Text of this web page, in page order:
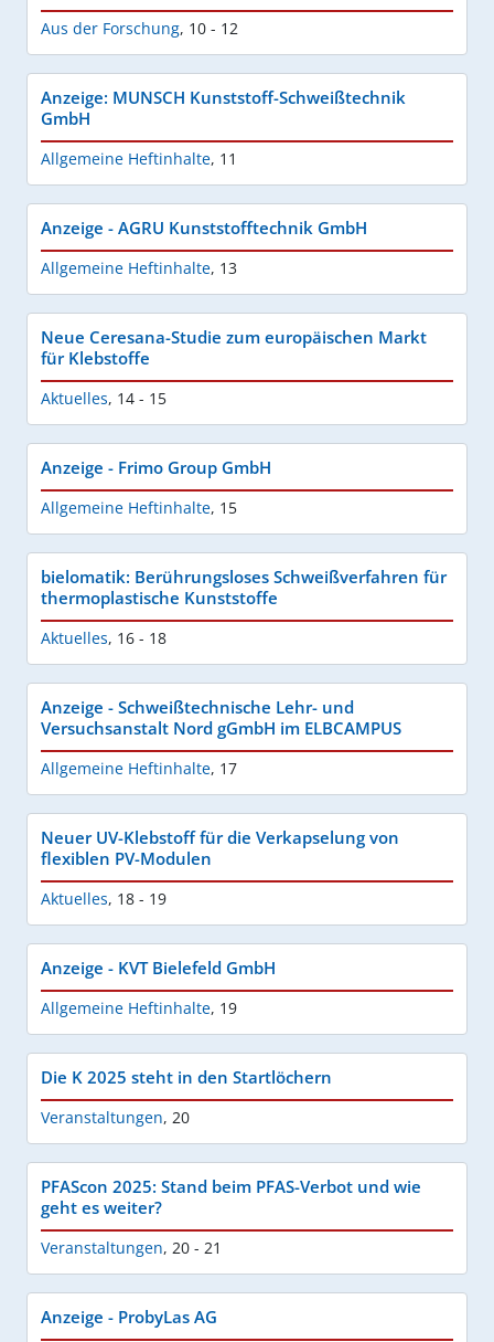
Aus der Forschung, 10 - 12
Anzeige: MUNSCH Kunststoff-Schweißtechnik
GmbH
Allgemeine Heftinhalte, 11
Anzeige - AGRU Kunststofftechnik GmbH
Allgemeine Heftinhalte, 13
Neue Ceresana-Studie zum europäischen Markt
für Klebstoffe
Aktuelles, 14 - 15
Anzeige - Frimo Group GmbH
Allgemeine Heftinhalte, 15
bielomatik: Berührungsloses Schweißverfahren für
thermoplastische Kunststoffe
Aktuelles, 16 - 18
Anzeige - Schweißtechnische Lehr- und
Versuchsanstalt Nord gGmbH im ELBCAMPUS
Allgemeine Heftinhalte, 17
Neuer UV-Klebstoff für die Verkapselung von
flexiblen PV-Modulen
Aktuelles, 18 - 19
Anzeige - KVT Bielefeld GmbH
Allgemeine Heftinhalte, 19
Die K 2025 steht in den Startlöchern
Veranstaltungen, 20
PFAScon 2025: Stand beim PFAS-Verbot und wie
geht es weiter?
Veranstaltungen, 20 - 21
Anzeige - ProbyLas AG